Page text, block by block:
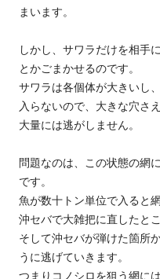
まいます。
しかし、サワラだけを相手
とかごまかせるのです。
サワラは各個体が大きいし
入らないので、大きな穴さ
大量には逃がしません。
問題なのは、この状態の網
です。
魚が数十トン単位で入ると
沖セバで大雑把に直したと
そして沖セバが弾けた箇所
うに逃げていきます。
つまりコノシロを狙う網に